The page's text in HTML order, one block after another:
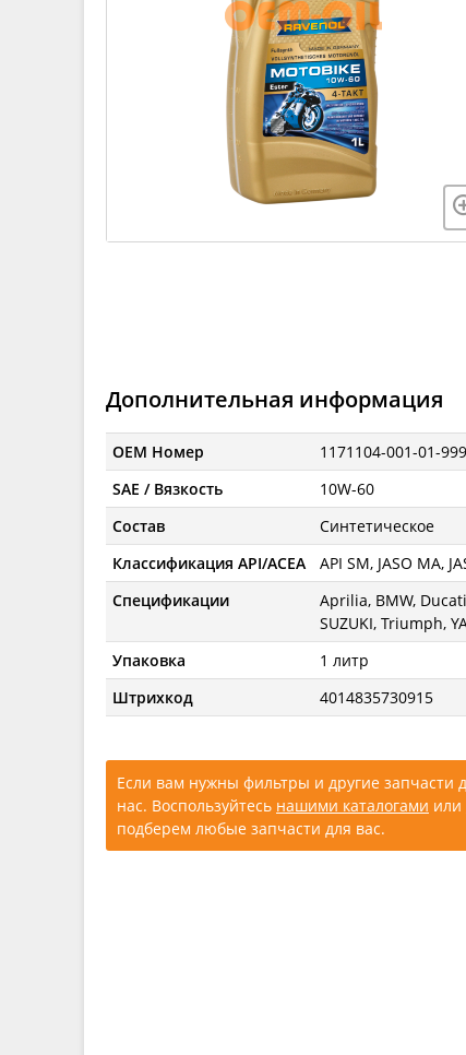
Дополнительная информация
OEM Номер
1171104-001-01-999
SAE / Вязкость
10W-60
Состав
Синтетическое
Классификация API/ACEA
API SM, JASO MA,
Спецификации
Aprilia, BMW,
SUZUKI, Triumph,
Упаковка
1 литр
Штрихкод
4014835730915
Если вам нужны фильтры и другие запчасти
нас. Воспользуйтесь нашими каталогами или
подберем любые запчасти для вас.